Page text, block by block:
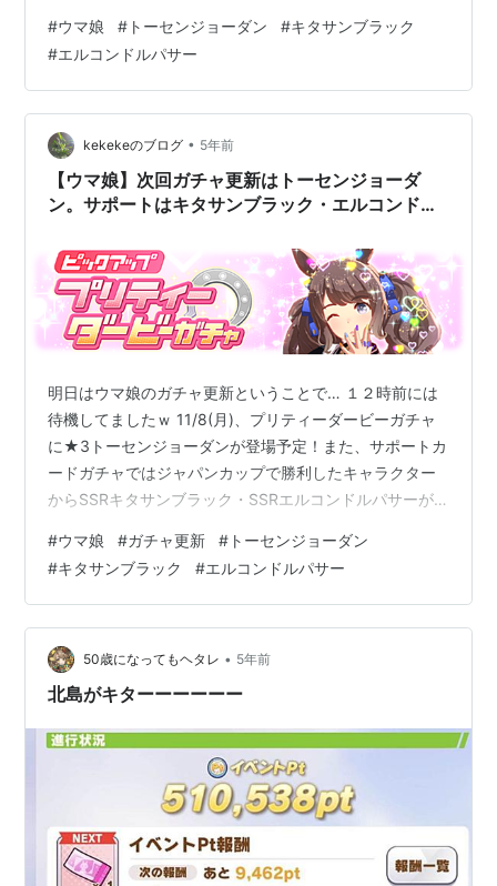
#ウマ娘 # トーセンジョーダン #キタサンブラック
#エルコンドルパサー
kekekeのブログ • 5年前
【ウマ娘】次回ガチャ更新はトーセンジョーダ
ン。サポートはキタサンブラック・エルコンドル
明日はウマ娘のガチャ更新ということで… １２時前には
待機してましたｗ 11/8(月)、プリティーダービーガチャ
に★3トーセンジョーダンが登場予定！また、サポートカ
ードガチャではジャパンカップで勝利したキャラクター
からSSRキタサンブラック・SSRエルコンドルパサーが
https://t.co/2JHQp1HOLM#ウマ娘 #ゲームウマ娘
pic.twitter.com/AYl932hkLX — ウマ娘プロジェクト公式
アカウント (@uma_musu) 2021年11月7日 ガチャ更新 ・
トーセンジョーダン かわいいんだよなぁ・・・ （いつも
の語彙力消失） サポートカ…
#ウマ娘 #ガチャ更新 # トーセンジョーダン
#キタサンブラック #エルコンドルパサー
50歳になってもヘタレ • 5年前
北島がキターーーーーー